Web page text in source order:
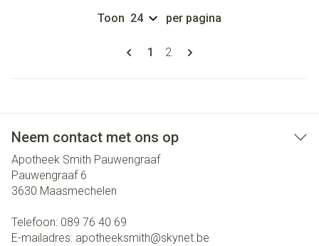
Pagina's
U lees momenteel pagina
1 Pagina
2
Toon per pagina
Neem contact met ons op
Apotheek Smith Pauwengraaf
Pauwengraaf 6
3630 Maasmechelen
Telefoon: 089 76 40 69
E-mailadres: apotheeksmith@skynet.be